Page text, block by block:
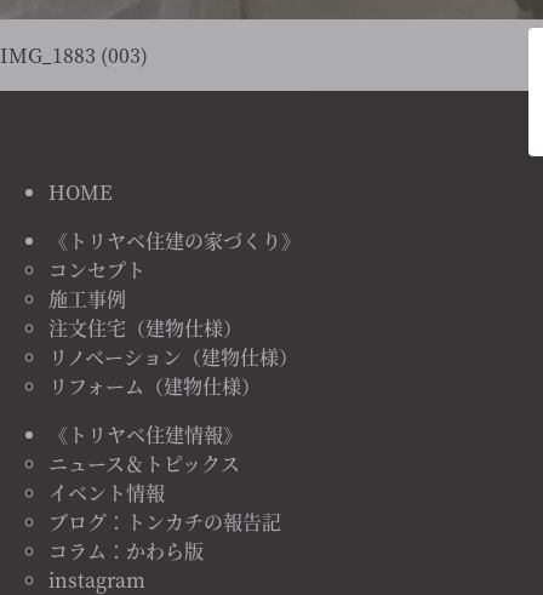
IMG_1883 (003)
HOME
《トリヤベ住建の家づくり》
コンセプト
施工事例
注文住宅（建物仕様）
リノベーション（建物仕様）
リフォーム（建物仕様）
《トリヤベ住建情報》
ニュース＆トピックス
イベント情報
ブログ：トンカチの報告記
コラム：かわら版
instagram